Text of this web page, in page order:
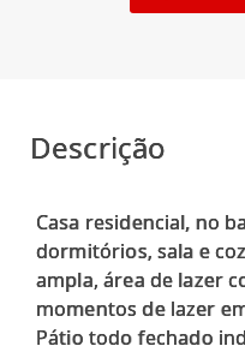
Descrição
Casa residencial, no
dormitórios, sala e
ampla, área de lazer
momentos de lazer
Pátio todo fechado